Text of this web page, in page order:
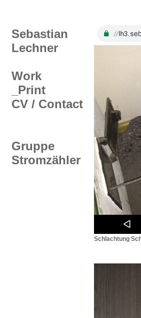
Schlachtung
Sebastian
Lechner
Work
_Print
CV / Contact
Gruppe
Stromzähler